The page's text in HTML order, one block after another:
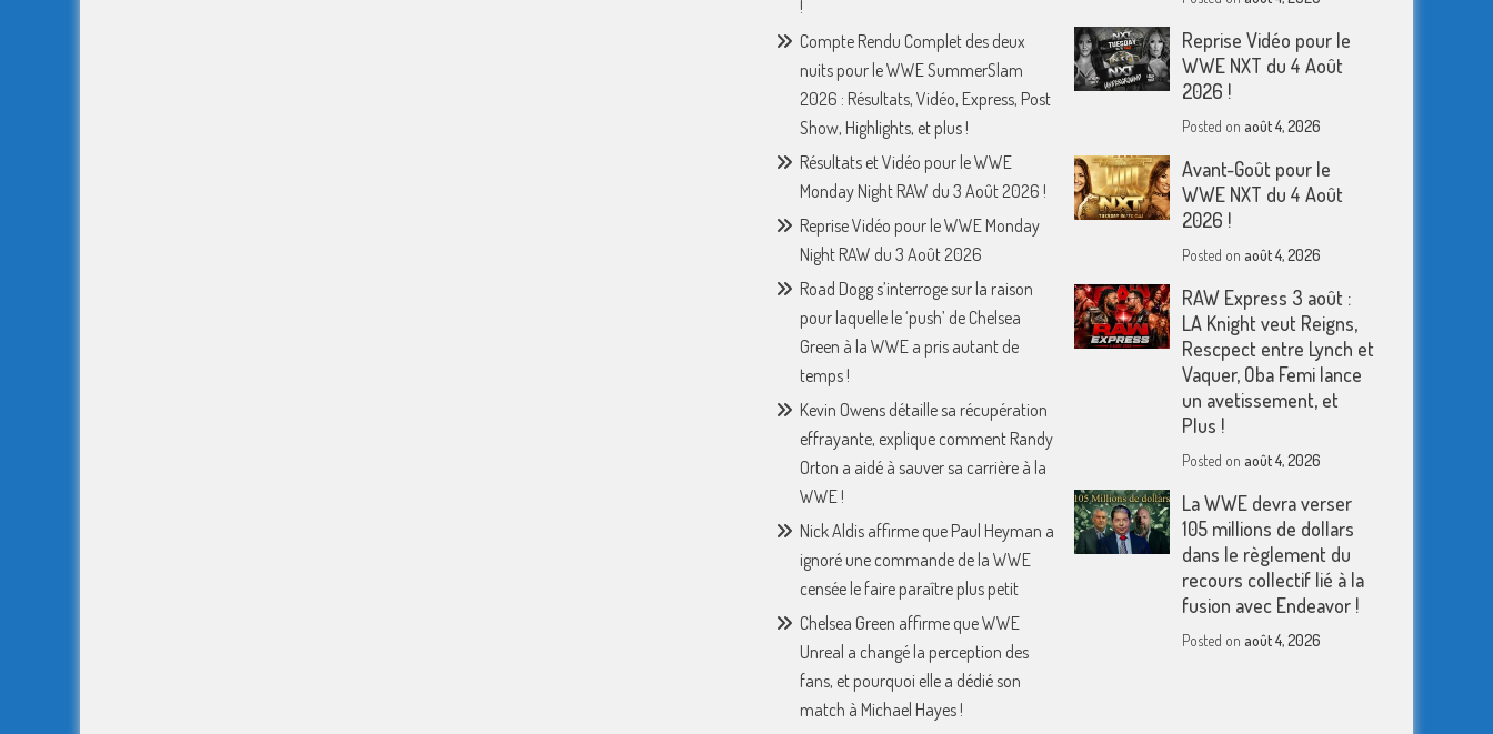
!
Compte Rendu Complet des deux
nuits pour le WWE SummerSlam
2026 : Résultats, Vidéo, Express, Post
Show, Highlights, et plus !
Résultats et Vidéo pour le WWE
Monday Night RAW du 3 Août 2026 !
Reprise Vidéo pour le WWE Monday
Night RAW du 3 Août 2026
Road Dogg s’interroge sur la raison
pour laquelle le ‘push’ de Chelsea
Green à la WWE a pris autant de
temps !
Kevin Owens détaille sa récupération
effrayante, explique comment Randy
Orton a aidé à sauver sa carrière à la
WWE !
Nick Aldis affirme que Paul Heyman a
ignoré une commande de la WWE
censée le faire paraître plus petit
Chelsea Green affirme que WWE
Unreal a changé la perception des
fans, et pourquoi elle a dédié son
match à Michael Hayes !
Reprise Vidéo pour le
WWE NXT du 4 Août
2026 !
Posted on août 4, 2026
Avant-Goût pour le
WWE NXT du 4 Août
2026 !
Posted on août 4, 2026
RAW Express 3 août :
LA Knight veut Reigns,
Rescpect entre Lynch et
Vaquer, Oba Femi lance
un avetissement, et
Plus !
Posted on août 4, 2026
La WWE devra verser
105 millions de dollars
dans le règlement du
recours collectif lié à la
fusion avec Endeavor !
Posted on août 4, 2026